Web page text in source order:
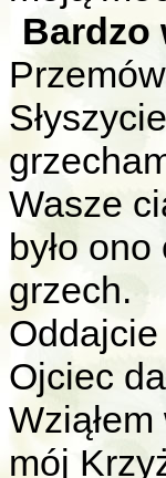
Bardzo
Wasze
było
grzech.
Ojciec
mój